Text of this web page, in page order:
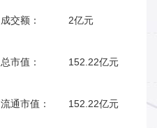
成交额： 2亿元
总市值： 152.22亿元
流通市值： 152.22亿元